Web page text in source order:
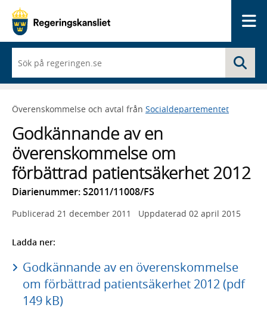
du
börjar
skriva
framträder
lista
med
sökförslag
Överenskommelse och avtal från Socialdepartementet
Godkännande av en
överenskommelse om
förbättrad patientsäkerhet 2012
Diarienummer: S2011/11008/FS
Publicerad 21 december 2011 Uppdaterad 02 april 2015
Ladda ner:
Godkännande av en överenskommelse
om förbättrad patientsäkerhet 2012 (pdf
149 kB)